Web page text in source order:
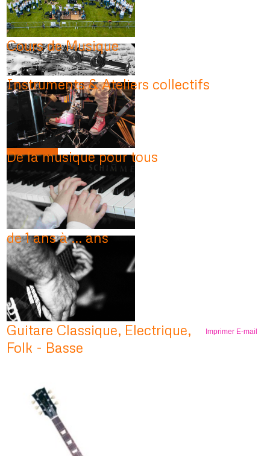
Cours de Musique
Instruments & Ateliers collectifs
De la musique pour tous
de 1 ans à ... ans
Imprimer E-mail
Guitare Classique, Electrique,
Folk - Basse